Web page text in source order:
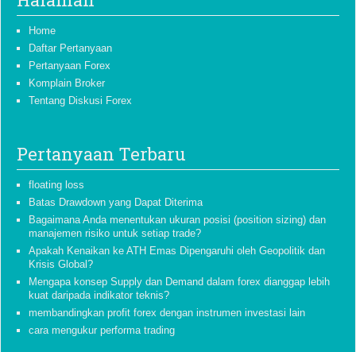
Home
Daftar Pertanyaan
Pertanyaan Forex
Komplain Broker
Tentang Diskusi Forex
Pertanyaan Terbaru
floating loss
Batas Drawdown yang Dapat Diterima
Bagaimana Anda menentukan ukuran posisi (position sizing) dan
manajemen risiko untuk setiap trade?
Apakah Kenaikan ke ATH Emas Dipengaruhi oleh Geopolitik dan
Krisis Global?
Mengapa konsep Supply dan Demand dalam forex dianggap lebih
kuat daripada indikator teknis?
membandingkan profit forex dengan instrumen investasi lain
cara mengukur performa trading